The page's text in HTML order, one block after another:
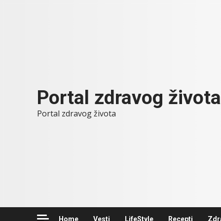
Portal zdravog života
Portal zdravog života
Home Vesti LifeStyle Recepti